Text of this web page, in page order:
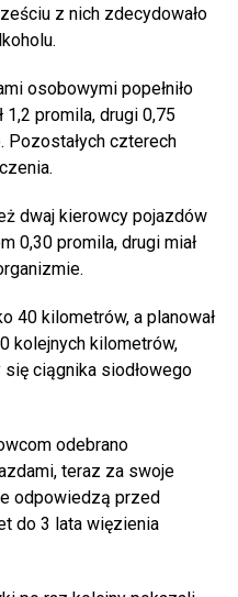
z nich zdecydowało
osobowymi popełniło
promila, drugi 0,75
Pozostałych czterech
dwaj kierowcy pojazdów
0,30 promila, drugi miał
40 kilometrów, a planował
kolejnych kilometrów,
ciągnika siodłowego
odebrano
teraz za swoje
odpowiedzą przed
do 3 lata więzienia